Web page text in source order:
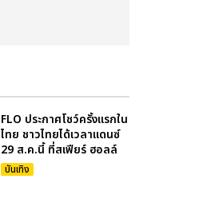
FLO ประกาศโชว์ครั้งแรกใน
ไทย ชาวไทยได้เวลาแดนซ์
29 ส.ค.นี้ ที่สเฟียร์ ฮอลล์
บันเทิง